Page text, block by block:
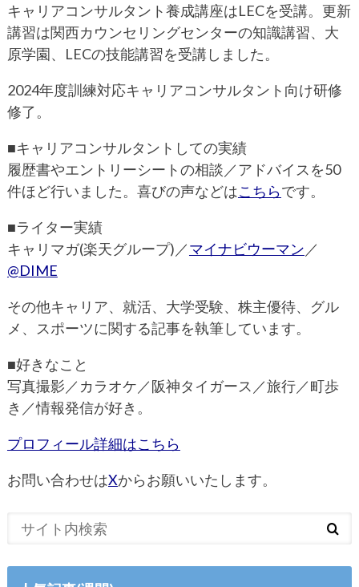
キャリアコンサルタント養成講座はLECを受講。更新
講習は関西カウンセリングセンターの知識講習、大
原学園、LECの技能講習を受講しました。
2024年度訓練対応キャリアコンサルタント向け研修
修了。
■キャリアコンサルタントしての実績
履歴書やエントリーシートの相談／アドバイスを50
件ほど行いました。喜びの声などはこちらです。
■ライター実績
キャリマガ(楽天グループ)／マイナビウーマン ／
@DIME
その他キャリア、就活、大学受験、株主優待、グル
メ、スポーツに関する記事を執筆しています。
■好きなこと
写真撮影／カラオケ／阪神タイガース／旅行／町歩
き／情報発信が好き。
プロフィール詳細はこちら
お問い合わせはXからお願いいたします。